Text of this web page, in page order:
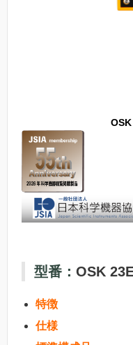
型番： OSK
特徴
仕様